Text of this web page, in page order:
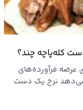
کله‌پاچه چند؟
عرضه فرآورده‌های
می‌دهد نرخ یک دست